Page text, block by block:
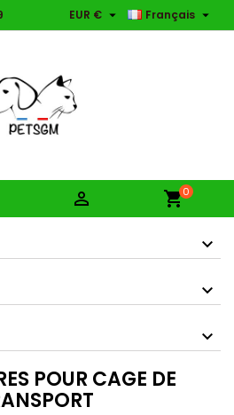
Français 
EUR € 
 shopping_cart0
POUR CAGE DE